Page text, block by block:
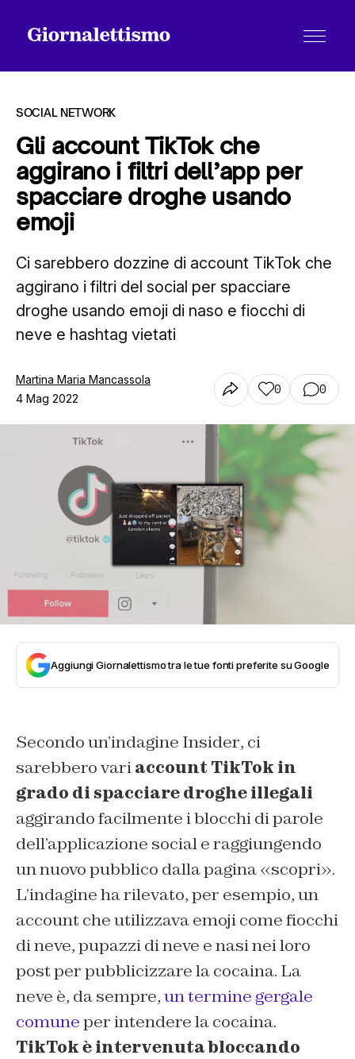
Tutti gli articoli
Chi siamo
Contatti
SOCIAL NETWORK
Gli account TikTok che
aggirano i filtri dell’app per
spacciare droghe usando
emoji
Ci sarebbero dozzine di account TikTok che
aggirano i filtri del social per spacciare
droghe usando emoji di naso e fiocchi di
neve e hashtag vietati
Martina Maria Mancassola
4 Mag 2022
0 0
Aggiungi Giornalettismo tra le tue fonti preferite su Google
Secondo un’indagine Insider, ci
sarebbero variaccount TikTok in
grado di spacciare droghe illegali
aggirando facilmente i blocchi di parole
dell’applicazione social e raggiungendo
un nuovo pubblico dalla pagina «scopri».
L’indagine ha rilevato, per esempio, un
account che utilizzava emoji come fiocchi
di neve, pupazzi di neve e nasi nei loro
post per pubblicizzare la cocaina. La
neve è, da sempre,un termine gergale
comuneper intendere la cocaina.
TikTok è intervenuta bloccando